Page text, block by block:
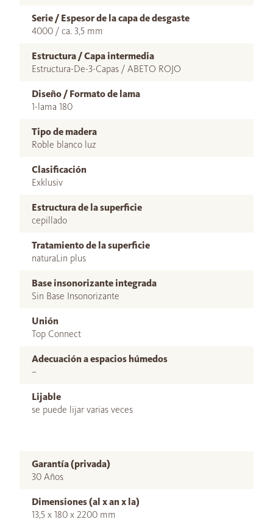
Serie / Espesor de la capa de desgaste
4000 / ca. 3,5 mm
Estructura / Capa intermedia
Estructura-De-3-Capas / ABETO ROJO
Diseño / Formato de lama
1-lama 180
Tipo de madera
Roble blanco luz
Clasificación
Exklusiv
Estructura de la superficie
cepillado
Tratamiento de la superficie
naturaLin plus
Base insonorizante integrada
Sin Base Insonorizante
Unión
Top Connect
Adecuación a espacios húmedos
–
Lijable
se puede lijar varias veces
Garantía (privada)
30 Años
Dimensiones (al x an x la)
13,5 x 180 x 2200 mm